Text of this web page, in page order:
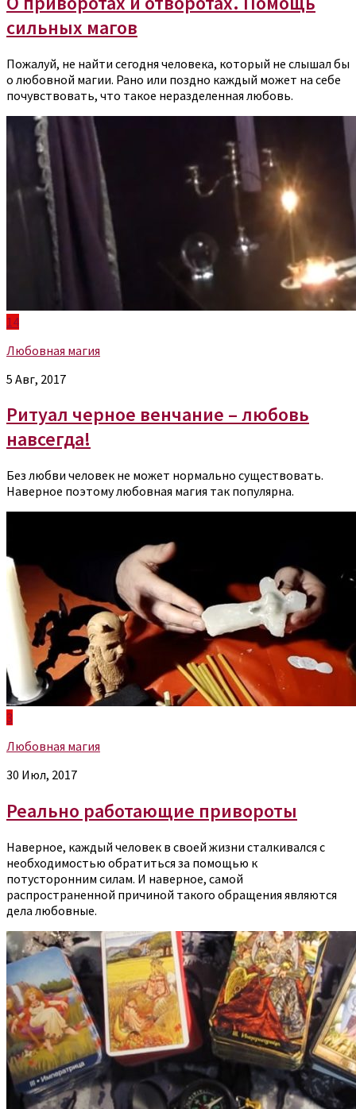
сильных магов
Пожалуй, не найти сегодня человека, который не слышал бы
о любовной магии. Рано или поздно каждый может на себе
почувствовать, что такое неразделенная любовь.
14
Любовная магия
5 Авг, 2017
Ритуал черное венчание – любовь
навсегда!
Без любви человек не может нормально существовать.
Наверное поэтому любовная магия так популярна.
3
Любовная магия
30 Июл, 2017
Реально работающие привороты
Наверное, каждый человек в своей жизни сталкивался с
необходимостью обратиться за помощью к
потусторонним силам. И наверное, самой
распространенной причиной такого обращения являются
дела любовные.